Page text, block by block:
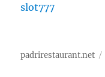
slot777
padrirestaurant.net